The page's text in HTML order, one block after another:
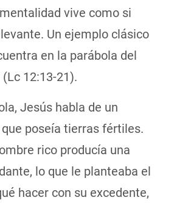
vive como si
Un ejemplo clásico
en la parábola del
12:13-21).
Jesús habla de un
poseía tierras fértiles.
rico producía una
lo que le planteaba el
hacer con su excedente,